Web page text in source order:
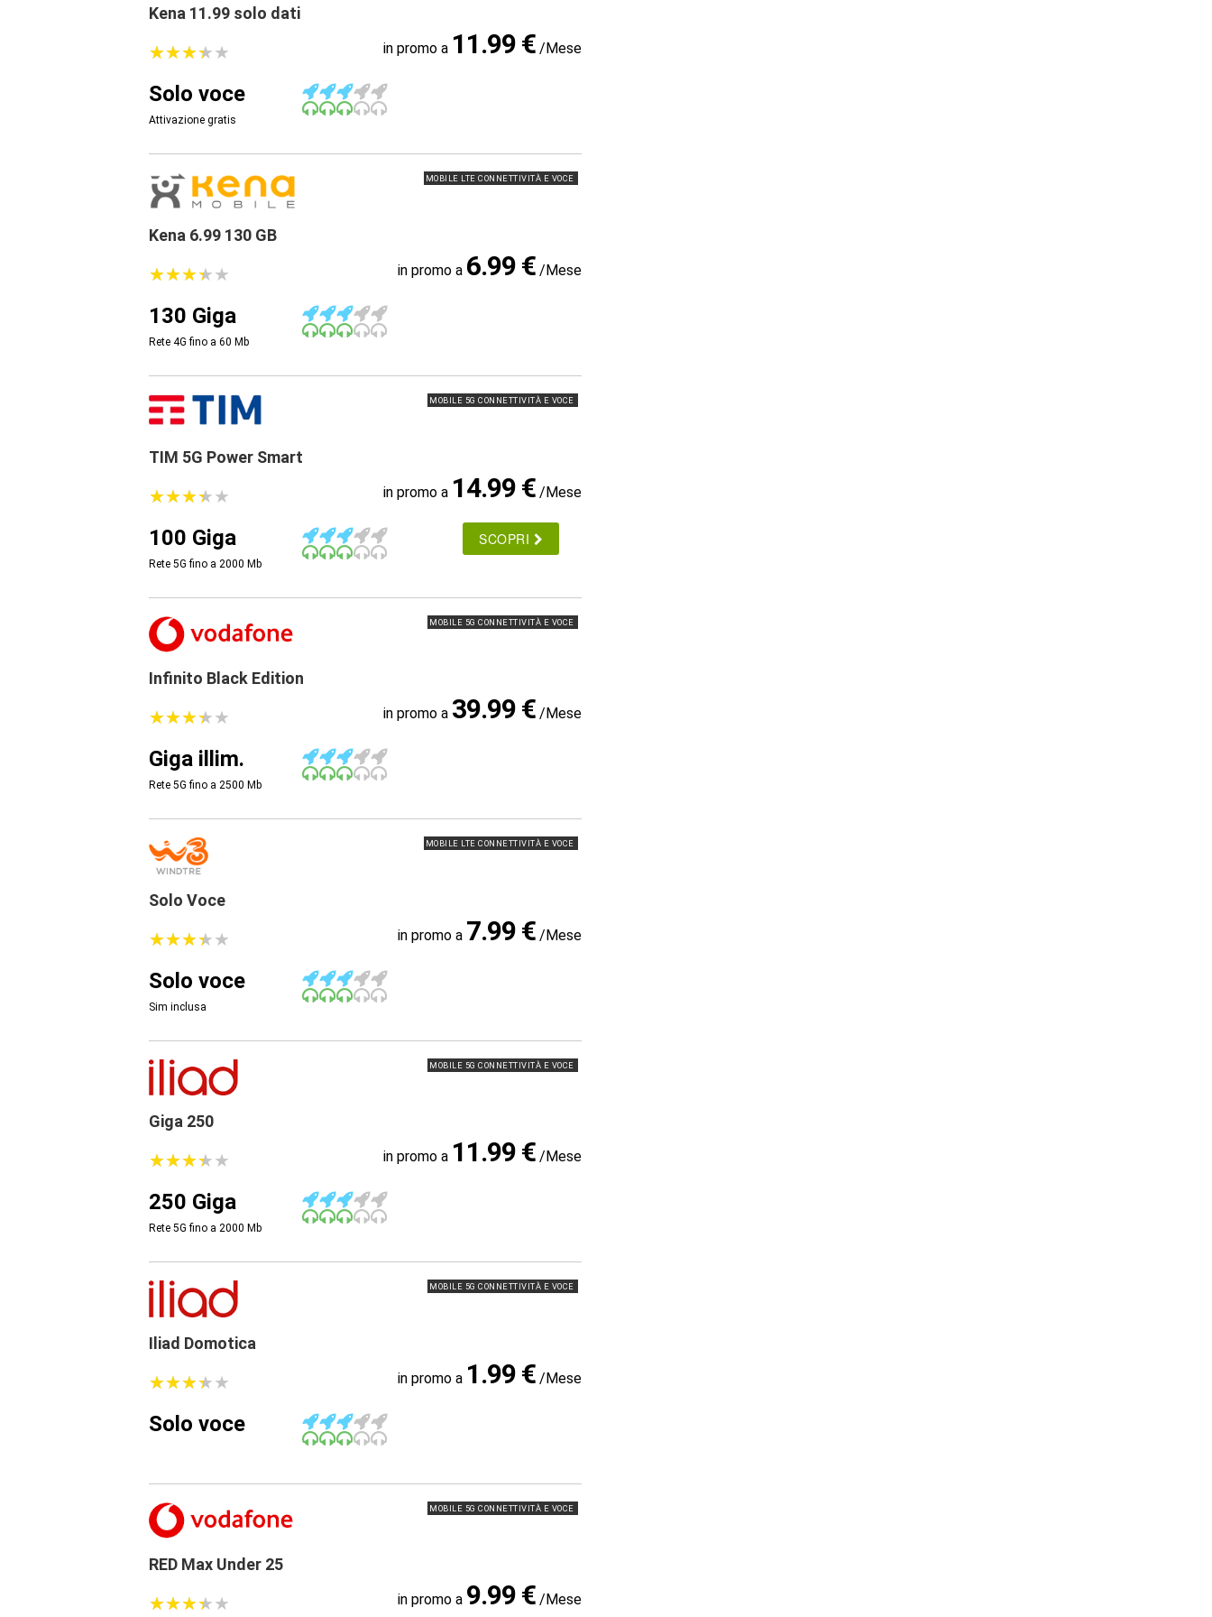
Kena 11.99 solo dati
★★★★★
★★★★★ in promo a 11.99 € /Mese
Solo voce
Attivazione gratis
MOBILE LTE CONNETTIVITÀ E VOCE
Kena 6.99 130 GB
★★★★★
★★★★★ in promo a 6.99 € /Mese
130 Giga
Rete 4G fino a 60 Mb
MOBILE 5G CONNETTIVITÀ E VOCE
TIM 5G Power Smart
★★★★★
★★★★★ in promo a 14.99 € /Mese
100 Giga
Rete 5G fino a 2000 Mb
SCOPRI
MOBILE 5G CONNETTIVITÀ E VOCE
Infinito Black Edition
★★★★★
★★★★★ in promo a 39.99 € /Mese
Giga illim.
Rete 5G fino a 2500 Mb
MOBILE LTE CONNETTIVITÀ E VOCE
Solo Voce
★★★★★
★★★★★ in promo a 7.99 € /Mese
Solo voce
Sim inclusa
MOBILE 5G CONNETTIVITÀ E VOCE
Giga 250
★★★★★
★★★★★ in promo a 11.99 € /Mese
250 Giga
Rete 5G fino a 2000 Mb
MOBILE 5G CONNETTIVITÀ E VOCE
Iliad Domotica
★★★★★
★★★★★ in promo a 1.99 € /Mese
Solo voce
MOBILE 5G CONNETTIVITÀ E VOCE
RED Max Under 25
★★★★★
★★★★★ in promo a 9.99 € /Mese